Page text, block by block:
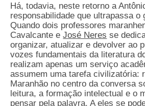
Há, todavia, neste retorno a
responsabilidade que ultrapassa o
Quando dois professores
Cavalcante eJosé Neres se
organizar, atualizar e devolver ao
vozes fundamentais da literatura
realizam apenas um serviço
assumem uma tarefa civilizatória:
Maranhão no centro da conversa
leitura, a formação intelectual e o
pensar pela palavra. A eles se